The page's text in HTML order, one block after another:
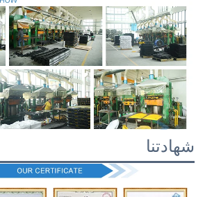
شهادتنا